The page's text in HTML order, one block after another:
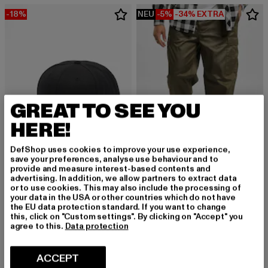
-18%
FLEXFIT
Cork
EUR 22,95
Derzeitiger Preis: EUR 22,95
EUR 27,99Aktionspreis: EUR 27,99
NEU -5% -34% EXTRA
BRANDIT
US Ranger
EUR 31,34
Derzeitiger Preis: EUR 31,34
EUR 32,99Aktionspreis:
EUR 49,99
GREAT TO SEE YOU
HERE!
DefShop uses cookies to improve your use experience,
save your preferences, analyse use behaviour and to
provide and measure interest-based contents and
advertising. In addition, we allow partners to extract data
or to use cookies. This may also include the processing of
your data in the USA or other countries which do not have
the EU data protection standard. If you want to change
this, click on "Custom settings". By clicking on "Accept" you
agree to this. Data protection
ACCEPT